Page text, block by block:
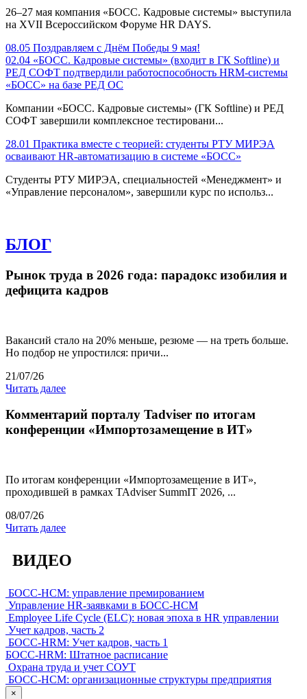
26–27 мая компания «БОСС. Кадровые системы» выступила
на XVII Всероссийском Форуме HR DAYS.
08.05 Поздравляем с Днём Победы 9 мая!
02.04 «БОСС. Кадровые системы» (входит в ГК Softline) и
РЕД СОФТ подтвердили работоспособность HRM-системы
«БОСС» на базе РЕД ОС
Компании «БОСС. Кадровые системы» (ГК Softline) и РЕД
СОФТ завершили комплексное тестировани...
28.01 Практика вместе с теорией: студенты РТУ МИРЭА
осваивают HR-автоматизацию в системе «БОСС»
Студенты РТУ МИРЭА, специальностей «Менеджмент» и
«Управление персоналом», завершили курс по использ...
БЛОГ
Рынок труда в 2026 года: парадокс изобилия и
дефицита кадров
Вакансий стало на 20% меньше, резюме — на треть больше.
Но подбор не упростился: причи...
21/07/26
Читать далее
Комментарий порталу Tadviser по итогам
конференции «Импортозамещение в ИТ»
По итогам конференции «Импортозамещение в ИТ»,
проходившей в рамках TAdviser SummIT 2026, ...
08/07/26
Читать далее
ВИДЕО
БОСС-HCM: управление премированием
Управление HR-заявками в БОСС-HCM
Employee Life Cycle (ELC): новая эпоха в HR управлении
Учет кадров, часть 2
БОСС-HRM: Учет кадров, часть 1
БОСС-HRM: Штатное расписание
Охрана труда и учет СОУТ
БОСС-HCM: организационные структуры предприятия
×